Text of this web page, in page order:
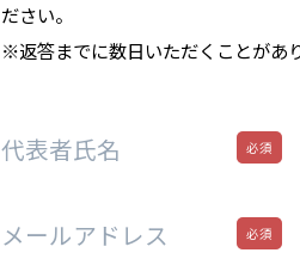
ださい。
返答までに数日いただくことがあ
代表者氏名
メールアドレス